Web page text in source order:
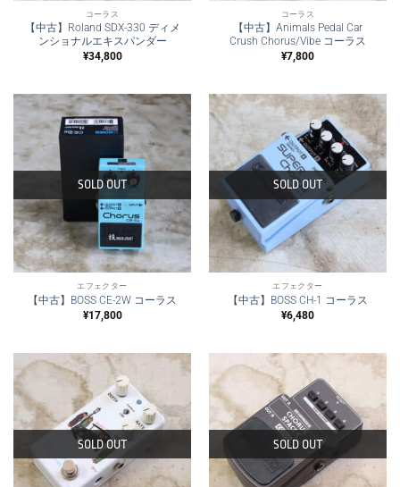
コーラス
【中古】Roland SDX-330 ディメ
ンショナルエキスパンダー
¥34,800
コーラス
【中古】Animals Pedal Car
Crush Chorus/Vibe コーラス
¥7,800
SOLD OUT
エフェクター
【中古】BOSS CE-2W コーラス
¥17,800
SOLD OUT
エフェクター
【中古】BOSS CH-1 コーラス
¥6,480
SOLD OUT SOLD OUT